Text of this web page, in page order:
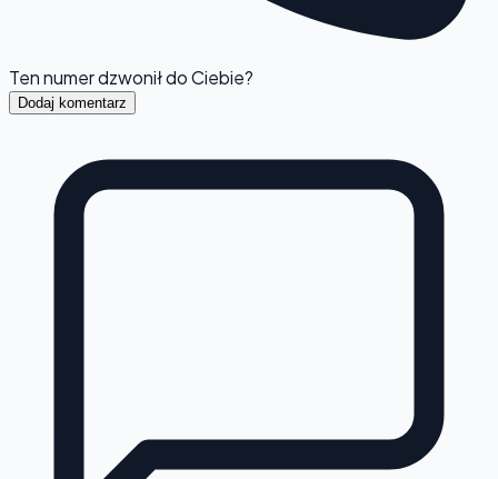
Ten numer dzwonił do Ciebie?
Dodaj komentarz